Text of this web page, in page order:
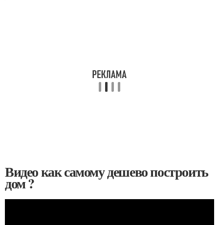
Видео как самому дешево построить
дом ?